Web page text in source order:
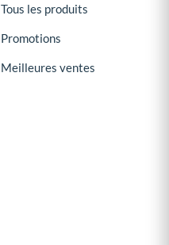
Tous les produits
Promotions
Meilleures ventes